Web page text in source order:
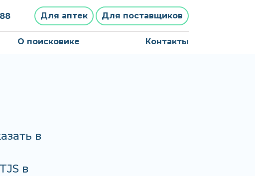
Для аптек Для поставщиков
О поисковике Контакты
в
в